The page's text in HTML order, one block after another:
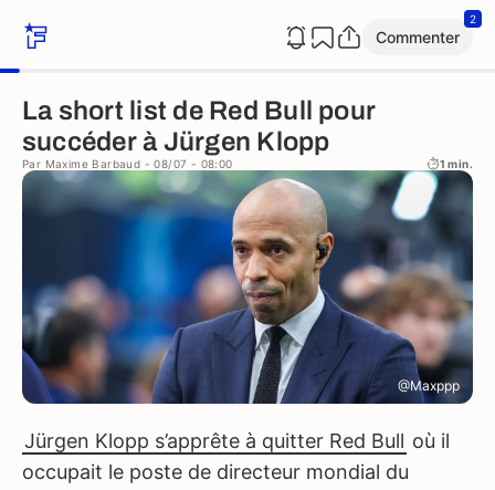
Commenter
2
La short list de Red Bull pour
succéder à Jürgen Klopp
Par Maxime Barbaud - 08/07 - 08:00 1 min.
@Maxppp
Jürgen Klopp s’apprête à quitter Red Bull où il
occupait le poste de directeur mondial du